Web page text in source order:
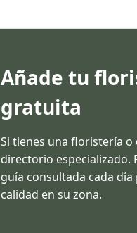
Añade tu
gratuita
Si tienes una floristería
directorio especializado.
guía consultada cada
calidad en su zona.